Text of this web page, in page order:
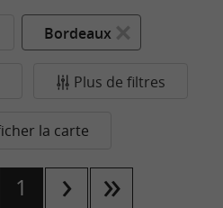
Bordeaux
Plus de filtres
la carte
1